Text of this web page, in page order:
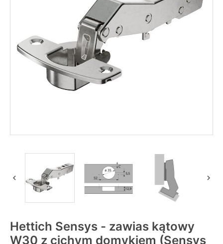
 
Hettich Sensys - zawias kątowy
W30 z cichym domykiem (Sensys